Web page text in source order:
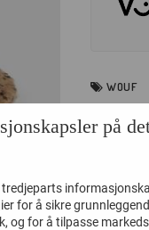
WOUF
på
tredjeparts
for å sikre
og for å tilpasse